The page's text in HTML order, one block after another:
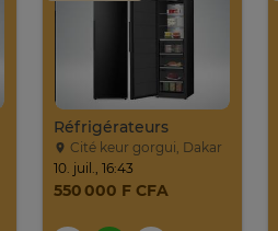
Réfrigérateurs
Cité keur gorgui, Dakar
10. juil., 16:43
550 000 F CFA